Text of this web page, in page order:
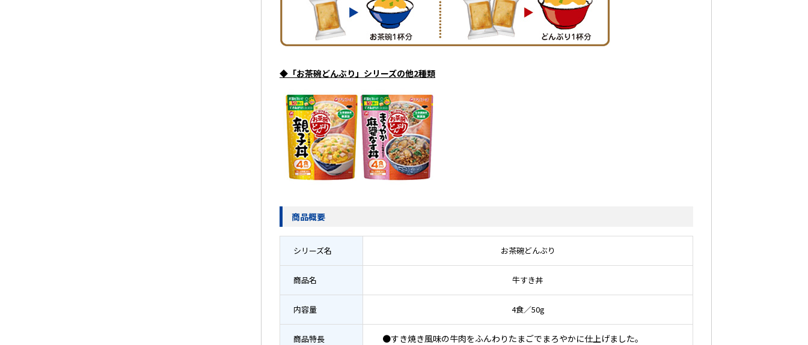
◆「お茶碗どんぶり」シリーズの他2種類
商品概要
シリーズ名 お茶碗どんぶり
商品名 牛すき丼
内容量 4食／50g
商品特長
●すき焼き風味の牛肉をふんわりたまごでまろやかに仕上げました。